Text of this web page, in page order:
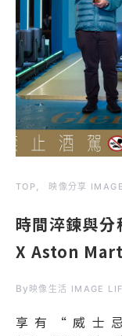
TOP 映像分享
時間淬鍊與
X Aston
By 映像生活 IMAGE
享有“威士